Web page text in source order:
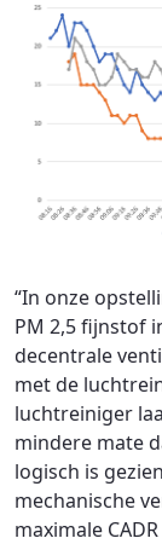
“In onze
PM 2,5 fijnstof
decentrale
met de
luchtreiniger
mindere mate
logisch is
mechanische
maximale